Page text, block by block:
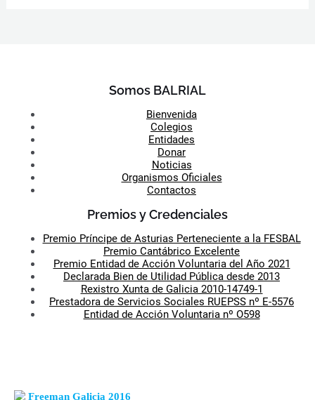
Somos BALRIAL
Bienvenida
Colegios
Entidades
Donar
Noticias
Organismos Oficiales
Contactos
Premios y Credenciales
Premio Príncipe de Asturias Perteneciente a la FESBAL
Premio Cantábrico Excelente
Premio Entidad de Acción Voluntaria del Año 2021
Declarada Bien de Utilidad Pública desde 2013
Rexistro Xunta de Galicia 2010-14749-1
Prestadora de Servicios Sociales RUEPSS nº E-5576
Entidad de Acción Voluntaria nº O598
Freeman Galicia 2016